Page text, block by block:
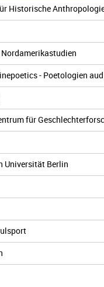
Historische
- Poetologien
für
Universität Berlin